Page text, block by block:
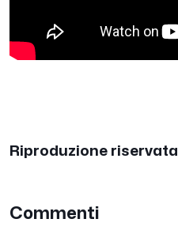
Riproduzione riservata
Commenti